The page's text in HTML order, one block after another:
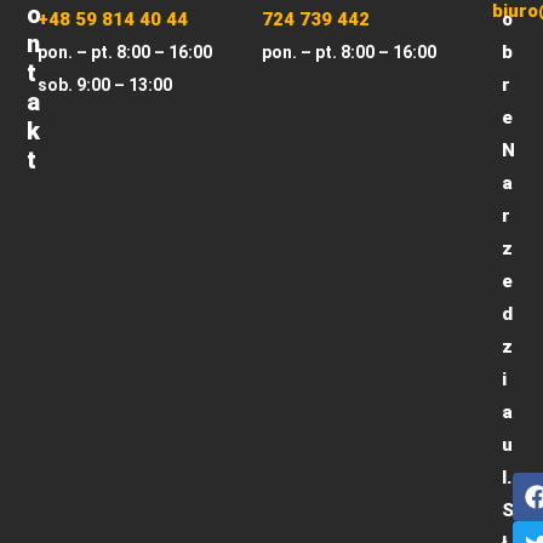
O
N
T
A
K
T
+48 59 814 40 44
pon. – pt. 8:00 – 16:00
sob. 9:00 – 13:00
724 739 442
pon. – pt. 8:00 – 16:00
o
b
r
e
N
a
r
z
e
d
z
i
a
u
l.
S